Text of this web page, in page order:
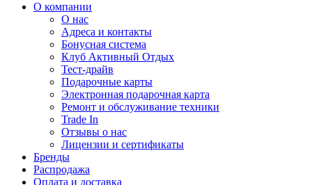
О компании
О нас
Адреса и контакты
Бонусная система
Клуб Активный Отдых
Тест-драйв
Подарочные карты
Электронная подарочная карта
Ремонт и обслуживание техники
Trade In
Отзывы о нас
Лицензии и сертификаты
Бренды
Распродажа
Оплата и доставка